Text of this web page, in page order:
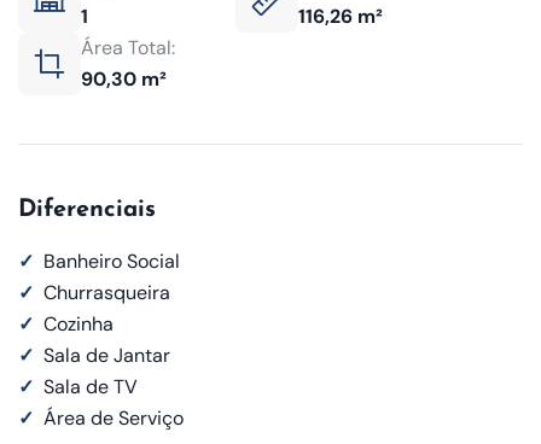
1
116,26 m²
Área Total:
90,30 m²
Diferenciais
✓ Banheiro Social
✓ Churrasqueira
✓ Cozinha
✓ Sala de Jantar
✓ Sala de TV
✓ Área de Serviço